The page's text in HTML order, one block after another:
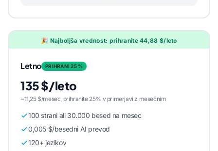
🎉 Najboljša vrednost: prihranite 44,88 $/leto
Letno PRIHRANI 25 %
135 $/leto
~11,25 $/mesec, prihranite 25% v primerjavi z mesečnim
100 strani ali 30.000 besed na mesec
0,005 $/besedni AI prevod
120+ jezikov